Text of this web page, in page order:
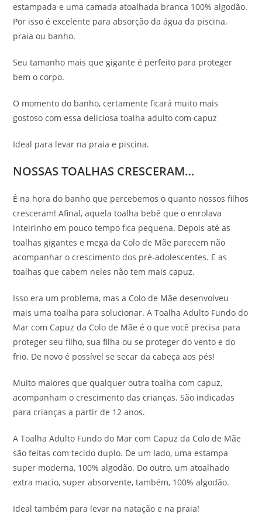
estampada e uma camada atoalhada branca 100% algodão.
Por isso é excelente para absorção da água da piscina,
praia ou banho.
Seu tamanho mais que gigante é perfeito para proteger
bem o corpo.
O momento do banho, certamente ficará muito mais
gostoso com essa deliciosa toalha adulto com capuz
Ideal para levar na praia e piscina.
NOSSAS TOALHAS CRESCERAM…
É na hora do banho que percebemos o quanto nossos filhos
cresceram! Afinal, aquela toalha bebê que o enrolava
inteirinho em pouco tempo fica pequena. Depois até as
toalhas gigantes e mega da Colo de Mãe parecem não
acompanhar o crescimento dos pré-adolescentes. E as
toalhas que cabem neles não tem mais capuz.
Isso era um problema, mas a Colo de Mãe desenvolveu
mais uma toalha para solucionar. A Toalha Adulto Fundo do
Mar com Capuz da Colo de Mãe é o que você precisa para
proteger seu filho, sua filha ou se proteger do vento e do
frio. De novo é possível se secar da cabeça aos pés!
Muito maiores que qualquer outra toalha com capuz,
acompanham o crescimento das crianças. São indicadas
para crianças a partir de 12 anos.
A Toalha Adulto Fundo do Mar com Capuz da Colo de Mãe
são feitas com tecido duplo. De um lado, uma estampa
super moderna, 100% algodão. Do outro, um atoalhado
extra macio, super absorvente, também, 100% algodão.
Ideal também para levar na natação e na praia!